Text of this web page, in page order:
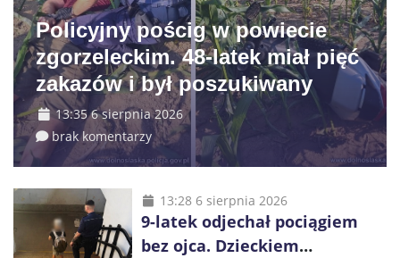
Policyjny pościg w powiecie
zgorzeleckim. 48-latek miał pięć
zakazów i był poszukiwany
13:35 6 sierpnia 2026
brak komentarzy
13:28 6 sierpnia 2026
9-latek odjechał pociągiem
bez ojca. Dzieckiem